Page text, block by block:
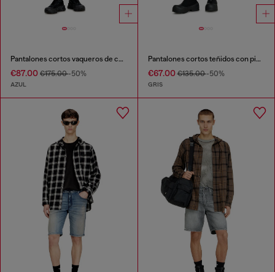
Pantalones cortos vaqueros de corte relajado con abrasiones
€87.00 €175.00-50%
AZUL
Pantalones cortos teñidos con pigmentos
€67.00€135.00-50%
GRIS